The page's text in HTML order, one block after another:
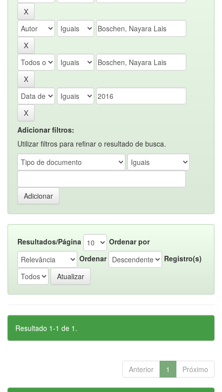
Adicionar filtros:
Utilizar filtros para refinar o resultado de busca.
Resultados/Página
Ordenar por
Ordenar
Registro(s)
Resultado 1-1 de 1.
Anterior 1 Próximo